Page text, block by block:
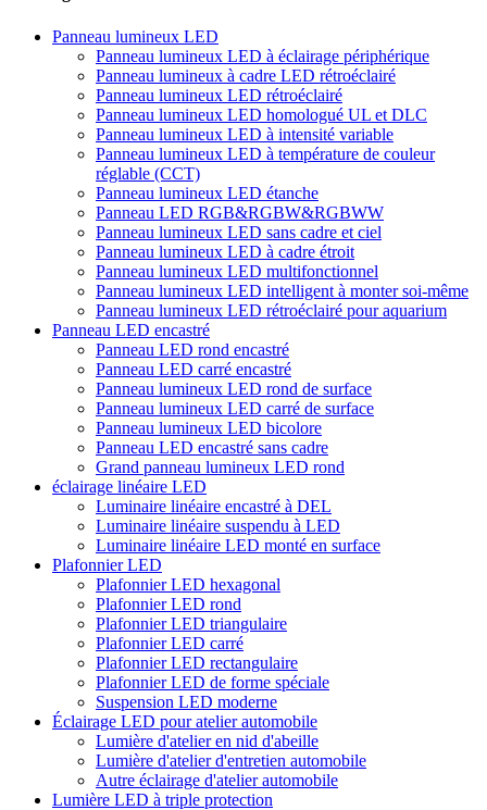
Panneau lumineux LED
Panneau lumineux LED à éclairage périphérique
Panneau lumineux à cadre LED rétroéclairé
Panneau lumineux LED rétroéclairé
Panneau lumineux LED homologué UL et DLC
Panneau lumineux LED à intensité variable
Panneau lumineux LED à température de couleur
réglable (CCT)
Panneau lumineux LED étanche
Panneau LED RGB&RGBW&RGBWW
Panneau lumineux LED sans cadre et ciel
Panneau lumineux LED à cadre étroit
Panneau lumineux LED multifonctionnel
Panneau lumineux LED intelligent à monter soi-même
Panneau lumineux LED rétroéclairé pour aquarium
Panneau LED encastré
Panneau LED rond encastré
Panneau LED carré encastré
Panneau lumineux LED rond de surface
Panneau lumineux LED carré de surface
Panneau lumineux LED bicolore
Panneau LED encastré sans cadre
Grand panneau lumineux LED rond
éclairage linéaire LED
Luminaire linéaire encastré à DEL
Luminaire linéaire suspendu à LED
Luminaire linéaire LED monté en surface
Plafonnier LED
Plafonnier LED hexagonal
Plafonnier LED rond
Plafonnier LED triangulaire
Plafonnier LED carré
Plafonnier LED rectangulaire
Plafonnier LED de forme spéciale
Suspension LED moderne
Éclairage LED pour atelier automobile
Lumière d'atelier en nid d'abeille
Lumière d'atelier d'entretien automobile
Autre éclairage d'atelier automobile
Lumière LED à triple protection